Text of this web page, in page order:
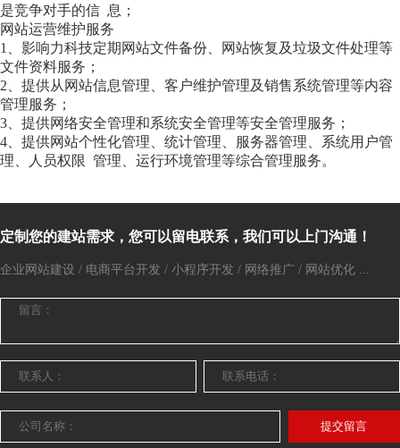
是竞争对手的信 息；
网站运营维护服务
1、影响力科技定期网站文件备份、网站恢复及垃圾文件处理等
文件资料服务；
2、提供从网站信息管理、客户维护管理及销售系统管理等内容
管理服务；
3、提供网络安全管理和系统安全管理等安全管理服务；
4、提供网站个性化管理、统计管理、服务器管理、系统用户管
理、人员权限 管理、运行环境管理等综合管理服务。
定制您的建站需求，您可以留电联系，我们可以上门沟通！
企业网站建设 / 电商平台开发 / 小程序开发 / 网络推广 / 网站优化 ...
提交留言